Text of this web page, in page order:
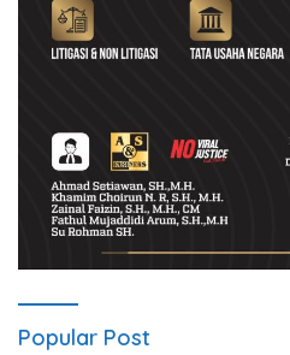
Popular Post